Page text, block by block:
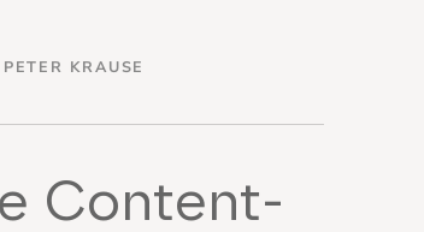
PETER KRAUSE
Content-